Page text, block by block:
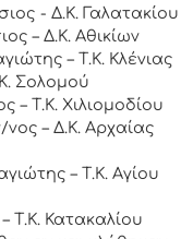
- Δ.Κ. Γαλατακίου
– Δ.Κ. Αθικίων
– Τ.Κ. Κλένιας
Σολομού
– Τ.Κ. Χιλιομοδίου
– Δ.Κ. Αρχαίας
– Τ.Κ. Αγίου
Τ.Κ. Κατακαλίου